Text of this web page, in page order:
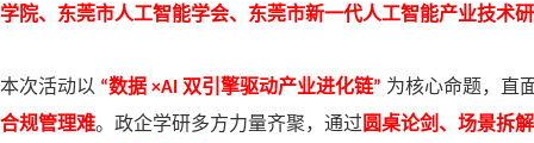
学院、东莞市人工智能学会、东莞市新一代人工智能产业技术
本次活动以 “数据 ×AI 双引擎驱动产业进化链” 为核心命题，直
合规管理难。政企学研多方力量齐聚，通过 圆桌论剑、场景拆解